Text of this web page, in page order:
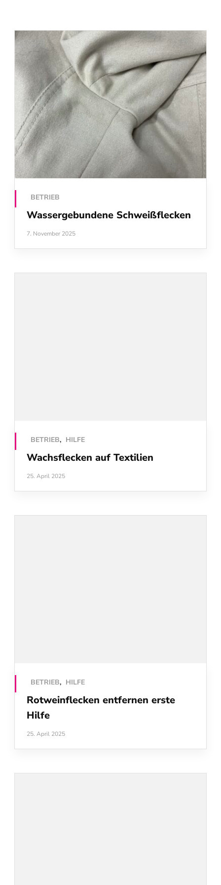
BETRIEB
Wassergebundene Schweißflecken
7. November 2025
BETRIEB, HILFE
Wachsflecken auf Textilien
25. April 2025
BETRIEB, HILFE
Rotweinflecken entfernen erste
Hilfe
25. April 2025